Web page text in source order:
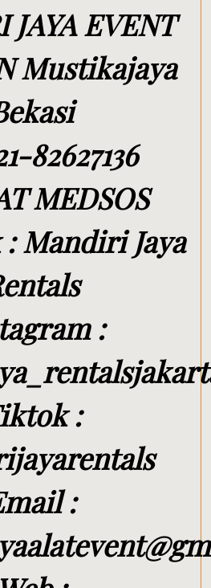
EVENT
Mustikajaya
82627136
MEDSOS
Mandiri Jaya
:
:
: